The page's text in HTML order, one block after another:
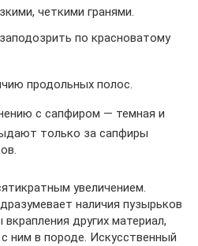
четкими гранями.
по красноватому
продольных полос.
с сапфиром — темная и
только за сапфиры
увеличением.
наличия пузырьков
других материал,
ним в породе. Искусственный